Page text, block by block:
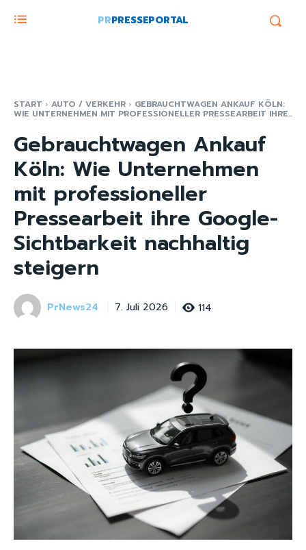
PRPRESSEPORTAL
START AUTO / VERKEHR GEBRAUCHTWAGEN ANKAUF KÖLN:
WIE UNTERNEHMEN MIT PROFESSIONELLER PRESSEARBEIT IHRE...
Gebrauchtwagen Ankauf
Köln: Wie Unternehmen
mit professioneller
Pressearbeit ihre Google-
Sichtbarkeit nachhaltig
steigern
PrNews24 7. Juli 2026 114